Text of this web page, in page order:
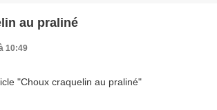
au praliné
10:49